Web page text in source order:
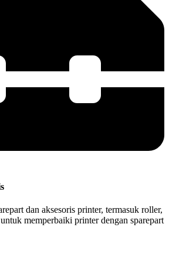
dan aksesoris printer, termasuk roller,
memperbaiki printer dengan sparepart